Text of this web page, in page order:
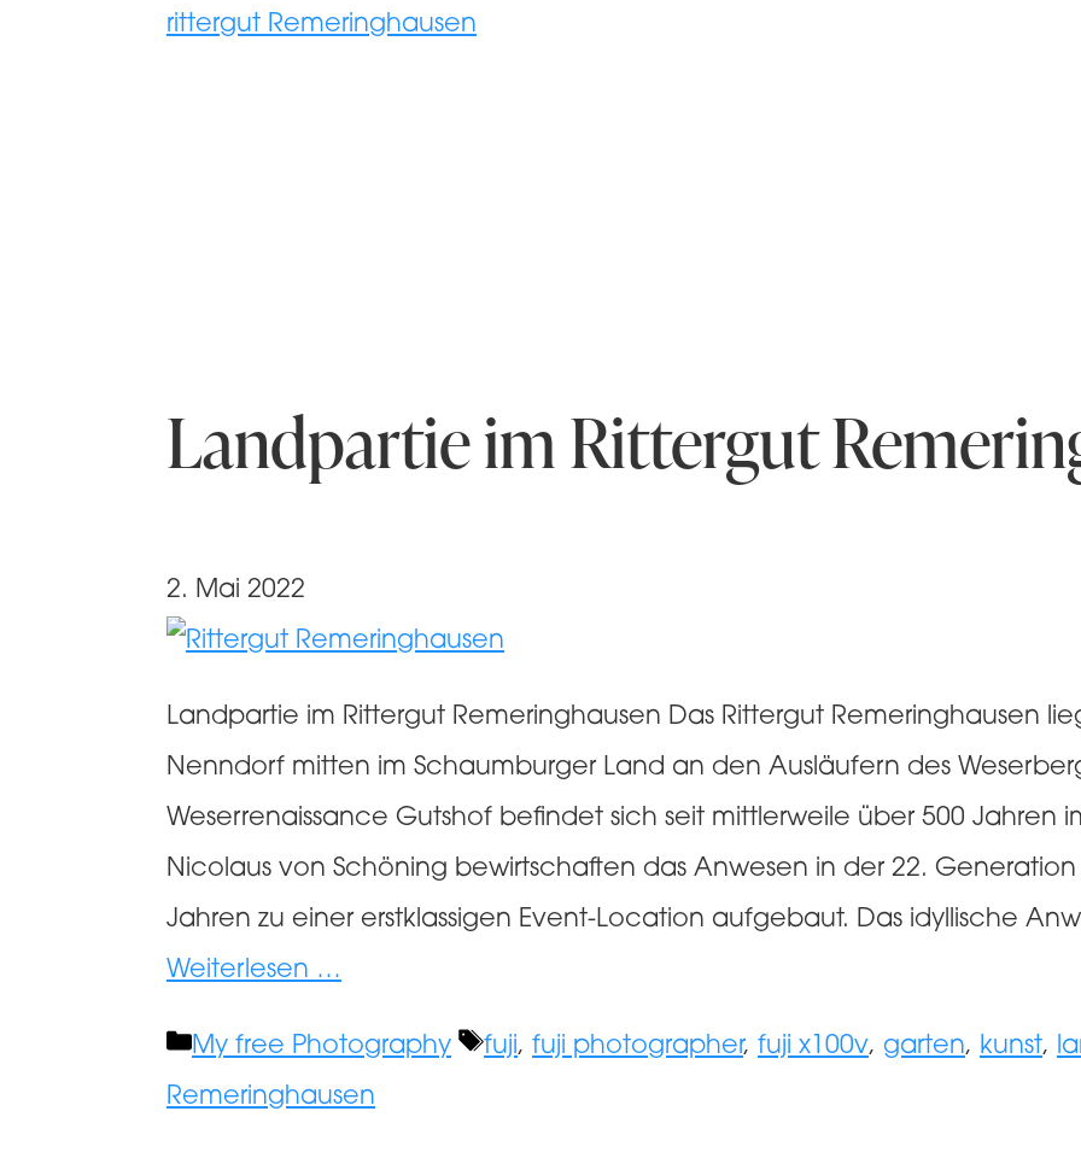
rittergut Remeringhausen
Landpartie im Rittergut
2. Mai 2022
Landpartie im Rittergut Remeringhausen Das Rittergut Remeringhausen
Nenndorf mitten im Schaumburger Land an den Ausläufern des
Weserrenaissance Gutshof befindet sich seit mittlerweile über 500 Jahren
Nicolaus von Schöning bewirtschaften das Anwesen in der 22.
Jahren zu einer erstklassigen Event-Location aufgebaut. Das idyllische
Weiterlesen …
Kategorien
My free Photography Schlagwörter
fuji, fuji photographer, fuji x100v, garten, kunst,
Remeringhausen